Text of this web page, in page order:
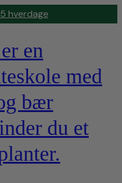
hverdage
en
med
bær
du et